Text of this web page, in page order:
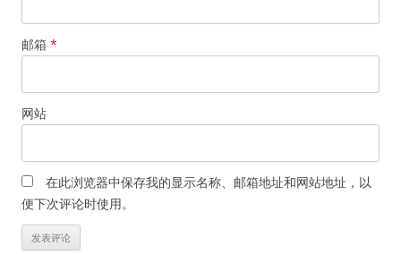
邮箱 *
网站
在此浏览器中保存我的显示名称、邮箱地址和网站地址，以
便下次评论时使用。